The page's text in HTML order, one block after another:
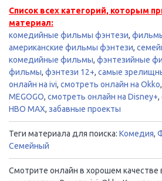
Список всех категорий, которым
материал:
комедийные фильмы фэнтези,
американские фильмы фэнтези,
комедийные фильмы, фэнтезийные
фильмы, фэнтези 12+, самые
онлайн на ivi, смотреть онлайн на Okko,
MEGOGO, смотреть онлайн на Disney+,
HBO MAX, забавные проекты
Теги материала для поиска: Комедия,
Семейный
Смотрите онлайн в хорошем